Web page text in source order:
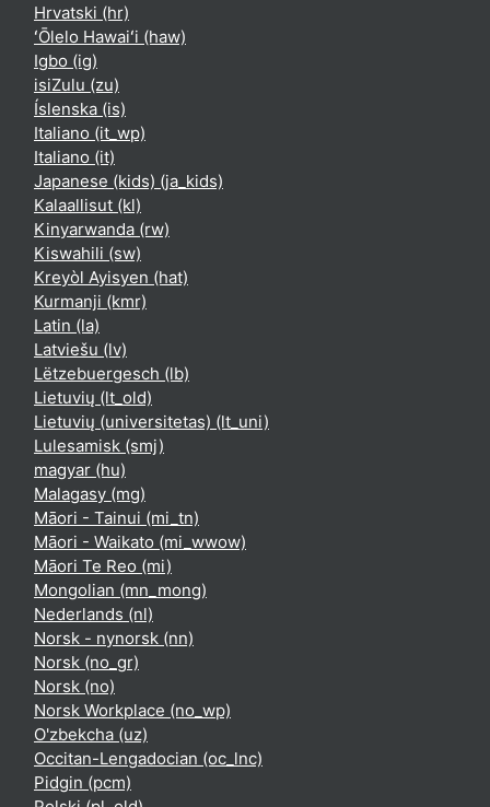
Hrvatski ‎(hr)‎
ʻŌlelo Hawaiʻi ‎(haw)‎
Igbo ‎(ig)‎
isiZulu ‎(zu)‎
Íslenska ‎(is)‎
Italiano ‎(it_wp)‎
Italiano ‎(it)‎
Japanese (kids) ‎(ja_kids)‎
Kalaallisut ‎(kl)‎
Kinyarwanda ‎(rw)‎
Kiswahili ‎(sw)‎
Kreyòl Ayisyen ‎(hat)‎
Kurmanji ‎(kmr)‎
Latin ‎(la)‎
Latviešu ‎(lv)‎
Lëtzebuergesch ‎(lb)‎
Lietuvių ‎(lt_old)‎
Lietuvių (universitetas) ‎(lt_uni)‎
Lulesamisk ‎(smj)‎
magyar ‎(hu)‎
Malagasy ‎(mg)‎
Māori - Tainui ‎(mi_tn)‎
Māori - Waikato ‎(mi_wwow)‎
Māori Te Reo ‎(mi)‎
Mongolian ‎(mn_mong)‎
Nederlands ‎(nl)‎
Norsk - nynorsk ‎(nn)‎
Norsk ‎(no_gr)‎
Norsk ‎(no)‎
Norsk Workplace ‎(no_wp)‎
O'zbekcha ‎(uz)‎
Occitan-Lengadocian ‎(oc_lnc)‎
Pidgin ‎(pcm)‎